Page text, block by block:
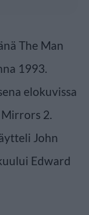
The Man
1993.
elokuvissa
Mirrors 2.
John
Edward